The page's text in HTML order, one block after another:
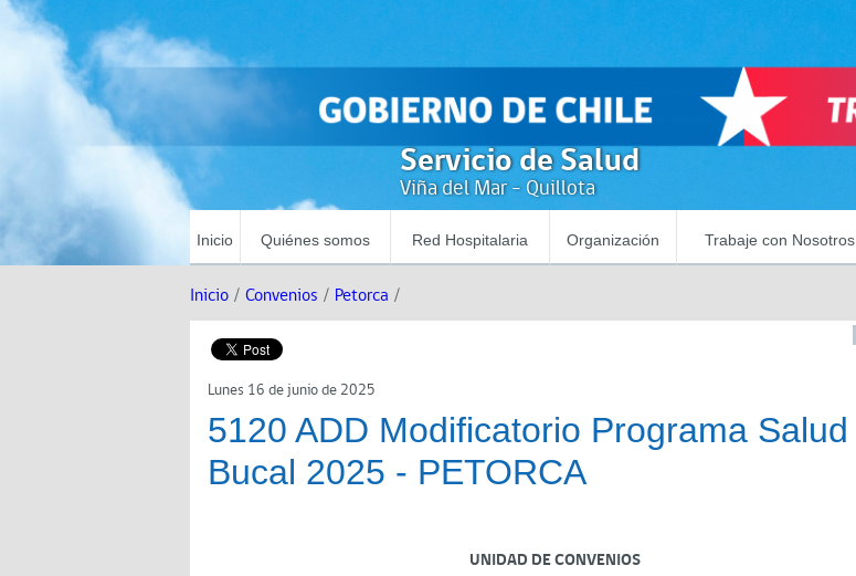
Servicio de Salud
Viña del Mar - Quillota
Inicio Quiénes somos Red Hospitalaria Organización Trabaje con Nosotros
Inicio / Convenios / Petorca /
Lunes 16 de junio de 2025
5120 ADD Modificatorio Programa Salud
Bucal 2025 - PETORCA
UNIDAD DE CONVENIOS